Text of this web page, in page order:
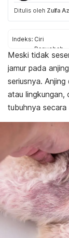
Ditulis oleh Zulfa
Indeks: Ciri
Penyebab
Cara
Meski tidak
jamur pada
seriusnya.
atau lingkungan,
tubuhnya secara